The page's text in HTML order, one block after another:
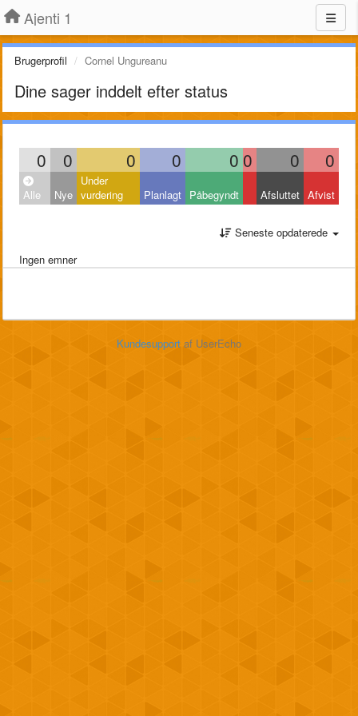
Ajenti 1
Brugerprofil Cornel Ungureanu
Dine sager inddelt efter status
0 0 0 0 0 0 0 0
Alle Nye
Under
vurdering
Planlagt Påbegyndt Afsluttet Afvist
Seneste opdaterede
Ingen emner
Kundesupport af UserEcho